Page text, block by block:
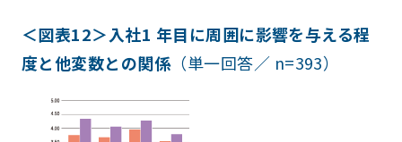
＜図表12＞入社1 年目に周囲に影響を与える程
度と他変数との関係（単一回答／ n=393）